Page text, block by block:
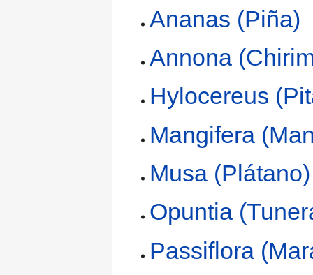
Ananas (Piña)
Annona
Hylocereus
Mangifera
Musa (Plátano)
Opuntia
Passiflora